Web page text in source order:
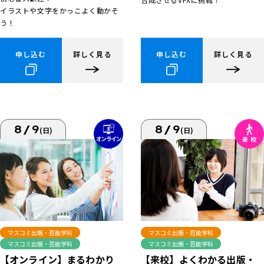
イラストや文字をかっこよく動かそ
う！
申し込む 詳しく見る 申し込む 詳しく見る
8/9(日)
マスコミ出版・芸能学科
マスコミ出版・芸能学科
【オンライン】まるわかり
8/9(日)
マスコミ出版・芸能学科
マスコミ出版・芸能学科
【来校】よくわかる出版・